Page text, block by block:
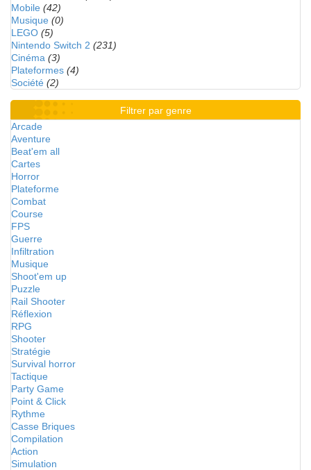
Mobile (42)
Musique (0)
LEGO (5)
Nintendo Switch 2 (231)
Cinéma (3)
Plateformes (4)
Société (2)
Filtrer par genre
Arcade
Aventure
Beat'em all
Cartes
Horror
Plateforme
Combat
Course
FPS
Guerre
Infiltration
Musique
Shoot'em up
Puzzle
Rail Shooter
Réflexion
RPG
Shooter
Stratégie
Survival horror
Tactique
Party Game
Point & Click
Rythme
Casse Briques
Compilation
Action
Simulation